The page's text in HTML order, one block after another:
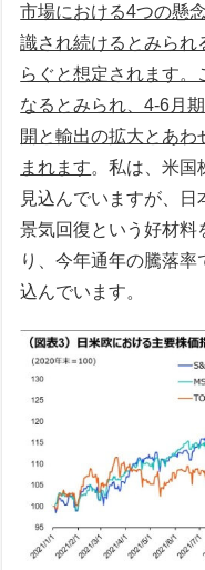
市場における4つの懸
識され続けるとみられ
らぐと想定されます。
なるとみられ、4-6月
開と輸出の拡大とあ
まれます。私は、米国
見込んでいますが、
景気回復という好材料
り、今年通年の騰落
込んでいます。